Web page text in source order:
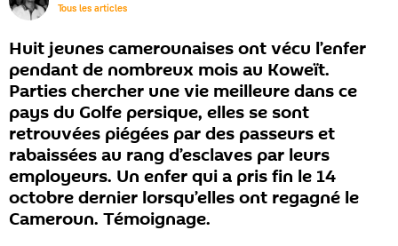
Tous les articles
Huit jeunes camerounaises ont vécu l’enfer
pendant de nombreux mois au Koweït.
Parties chercher une vie meilleure dans ce
pays du Golfe persique, elles se sont
retrouvées piégées par des passeurs et
rabaissées au rang d’esclaves par leurs
employeurs. Un enfer qui a pris fin le 14
octobre dernier lorsqu’elles ont regagné le
Cameroun. Témoignage.